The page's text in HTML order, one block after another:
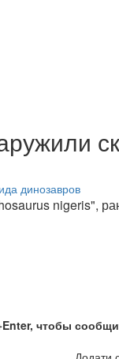
nigeris",
чтобы